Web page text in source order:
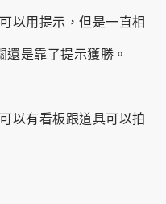
以用提示，但是一直相
是靠了提示獲勝。
以有看板跟道具可以拍